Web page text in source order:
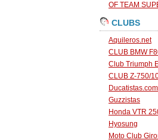
OF TEAM
CLUBS
Aquileros.net
CLUB BMW
Club Triumph
CLUB Z-750/
Ducatistas.com
Guzzistas
Honda VTR
Hyosung
Moto Club